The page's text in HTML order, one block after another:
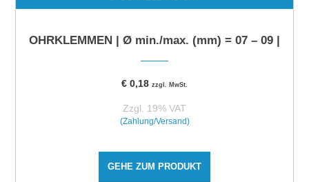
OHRKLEMMEN | Ø min./max. (mm) = 07 – 09 |
€ 0,18 zzgl. MwSt.
Zzgl. 19% VAT
(Zahlung/Versand)
GEHE ZUM PRODUKT